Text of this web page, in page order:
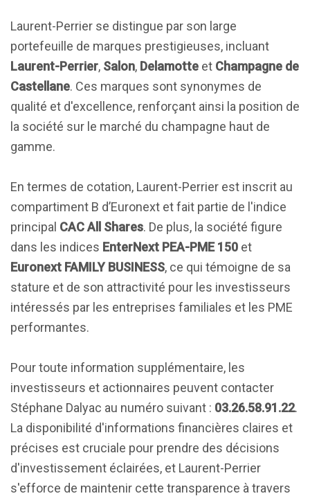
Laurent-Perrier se distingue par son large
portefeuille de marques prestigieuses, incluant
Laurent-Perrier, Salon, Delamotte et Champagne de
Castellane. Ces marques sont synonymes de
qualité et d'excellence, renforçant ainsi la position de
la société sur le marché du champagne haut de
gamme.
En termes de cotation, Laurent-Perrier est inscrit au
compartiment B d’Euronext et fait partie de l'indice
principal CAC All Shares. De plus, la société figure
dans les indices EnterNext PEA-PME 150 et
Euronext FAMILY BUSINESS, ce qui témoigne de sa
stature et de son attractivité pour les investisseurs
intéressés par les entreprises familiales et les PME
performantes.
Pour toute information supplémentaire, les
investisseurs et actionnaires peuvent contacter
Stéphane Dalyac au numéro suivant : 03.26.58.91.22.
La disponibilité d'informations financières claires et
précises est cruciale pour prendre des décisions
d'investissement éclairées, et Laurent-Perrier
s'efforce de maintenir cette transparence à travers